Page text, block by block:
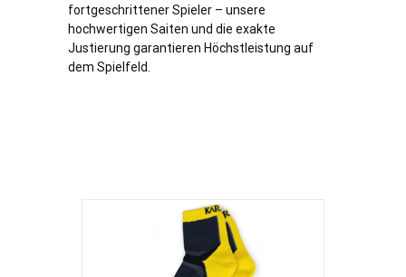
fortgeschrittener Spieler – unsere
hochwertigen Saiten und die exakte
Justierung garantieren Höchstleistung auf
dem Spielfeld.